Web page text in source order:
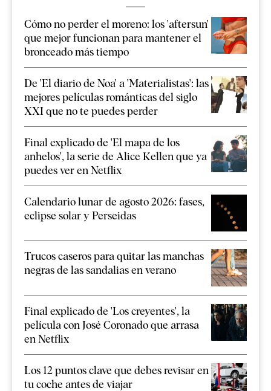
Cómo no perder el moreno: los 'aftersun'
que mejor funcionan para mantener el
bronceado más tiempo
De 'El diario de Noa' a 'Materialistas': las
mejores películas románticas del siglo
XXI que no te puedes perder
Final explicado de 'El mapa de los
anhelos', la serie de Alice Kellen que ya
puedes ver en Netflix
Calendario lunar de agosto 2026: fases,
eclipse solar y Perseidas
Trucos caseros para quitar las manchas
negras de las sandalias en verano
Final explicado de 'Los creyentes', la
película con José Coronado que arrasa
en Netflix
Los 12 puntos clave que debes revisar en
tu coche antes de viajar